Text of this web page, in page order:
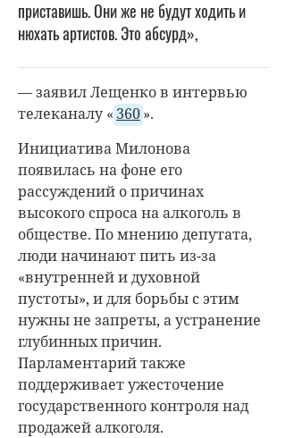
приставишь. Они же не будут ходить и
нюхать артистов. Это абсурд»,
— заявил Лещенко в интервью
телеканалу « 360».
Инициатива Милонова
появилась на фоне его
рассуждений о причинах
высокого спроса на алкоголь в
обществе. По мнению депутата,
люди начинают пить из-за
«внутренней и духовной
пустоты», и для борьбы с этим
нужны не запреты, а устранение
глубинных причин.
Парламентарий также
поддерживает ужесточение
государственного контроля над
продажей алкоголя.